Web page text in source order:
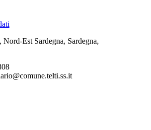
Est Sardegna, Sardegna,